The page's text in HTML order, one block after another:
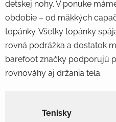
detskej nohy. V ponuke
obdobie – od mäkkých
topánky. Všetky topánky
rovná podrážka a dostatok
barefoot značky podporujú
rovnováhy aj držania tela.
Tenisky